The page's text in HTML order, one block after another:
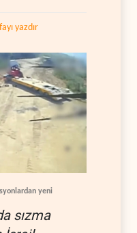
yazdır
yeni
sızma